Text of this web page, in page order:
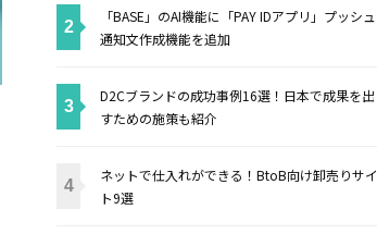
「BASE」のAI機能に「PAY IDアプリ」プッシュ
通知文作成機能を追加
D2Cブランドの成功事例16選！日本で成果を出
すための施策も紹介
ネットで仕入れができる！BtoB向け卸売りサイ
ト9選